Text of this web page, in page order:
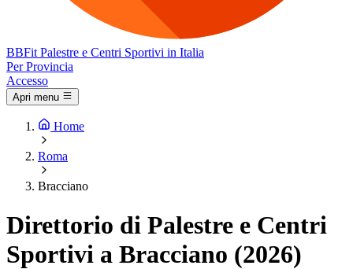
BBFit Palestre e Centri Sportivi in Italia
Per Provincia
Accesso
Apri menu
Home
Roma
Bracciano
Direttorio di Palestre e Centri
Sportivi a Bracciano (2026)